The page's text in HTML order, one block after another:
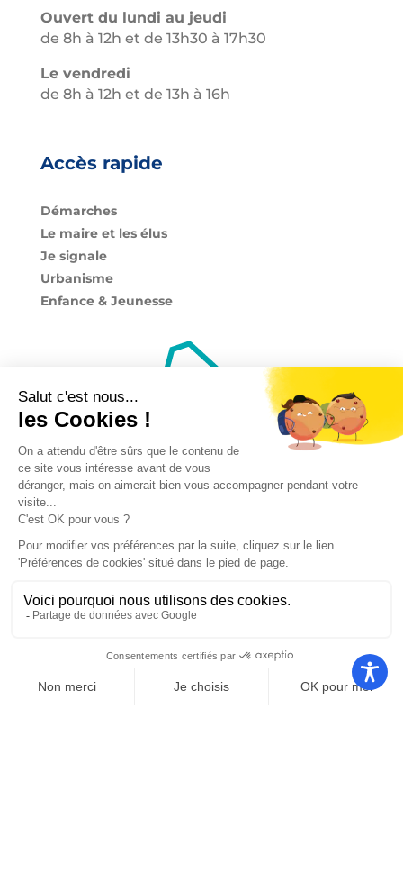
Ouvert du lundi au jeudi
de 8h à 12h et de 13h30 à 17h30
Le vendredi
de 8h à 12h et de 13h à 16h
Accès rapide
Démarches
Le maire et les élus
Je signale
Urbanisme
Enfance & Jeunesse